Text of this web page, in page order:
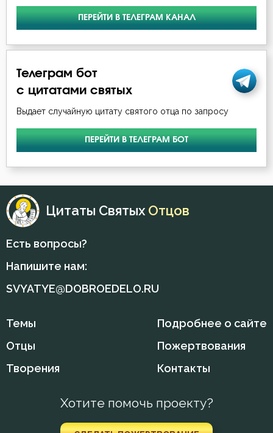
Оскорбление
Осуждение
Печаль по Богу
Пост
Привычки
Приметы
Причастие
Промысел Божий
Простота
Раздражительность
Самолюбие
Священники
Скромность
ПЕРЕЙТИ В ТЕЛЕГРАМ КАНАЛ
Телеграм бот
с цитатами святых
Выдает случайную цитату святого отца по запросу
ПЕРЕЙТИ В ТЕЛЕГРАМ БОТ
Цитаты Святых Отцов
Есть вопросы?
Напишите нам:
SVYATYE@DOBROEDELO.RU
Темы
Отцы
Творения
Подробнее о сайте
Пожертвования
Контакты
Хотите помочь проекту?